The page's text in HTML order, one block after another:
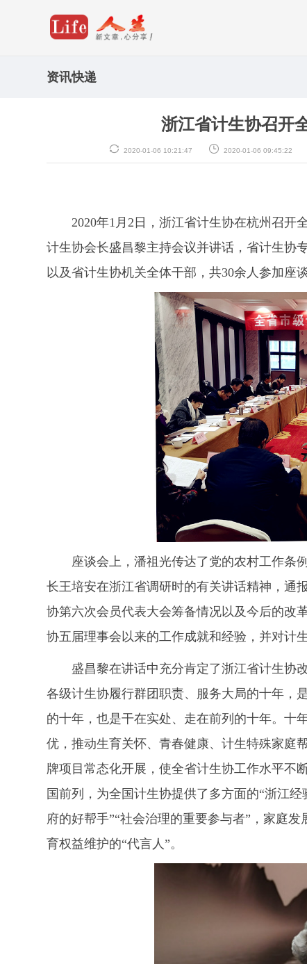
资讯快递
浙江省计生协召开
2020-01-06 10:21:47 2020-01-06 09:45:22
2020年1月2日，浙江省计生协在杭州召开
计生协会长盛昌黎主持会议并讲话，省计生协
以及省计生协机关全体干部，共30余人参加座谈
座谈会上，潘祖光传达了党的农村工作条
长王培安在浙江省调研时的有关讲话精神，通
协第六次会员代表大会筹备情况以及今后的改
协五届理事会以来的工作成就和经验，并对计
盛昌黎在讲话中充分肯定了浙江省计生协
各级计生协履行群团职责、服务大局的十年，
的十年，也是干在实处、走在前列的十年。十
优，推动生育关怀、青春健康、计生特殊家庭
牌项目常态化开展，使全省计生协工作水平不
国前列，为全国计生协提供了多方面的“浙江
府的好帮手”“社会治理的重要参与者”，家庭
育权益维护的“代言人”。